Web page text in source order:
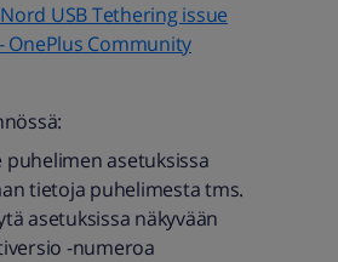
USB Tethering issue
OnePlus Community
puhelimen asetuksissa
tietoja puhelimesta tms.
asetuksissa näkyvään
-numeroa